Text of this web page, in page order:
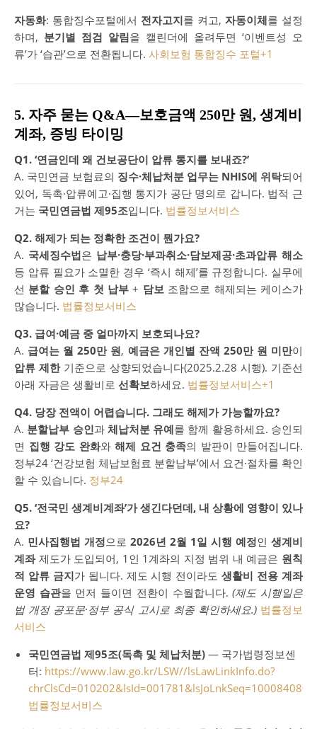
자동화: 통합징수포털에서 전자고지를 켜고, 자동이체를 설정
하며, 분기별 점검 알림을 캘린더에 올려두면 ‘이벤트성 오
류’가 ‘습관’으로 전환됩니다. 사회보험 통합징수 포털+1
5. 자주 묻는 Q&A—보호금액 250만 원, 생계비
계좌, 증빙 타이밍
Q1. ‘연금인데 왜 건보공단이 압류 통지를 보내죠?’
A. 국민연금 보험료의 징수·체납처분 업무는 NHIS에 위탁되어
있어, 독촉·압류예고·집행 통지가 공단 명의로 갑니다. 법적 근
거는 국민연금법 제95조입니다. 법률정보서비스
Q2. 해제가 되는 정확한 조건이 뭔가요?
A. 국세징수법은 납부·충당·부과취소·담보제공·초과압류 해소
등 압류 필요가 소멸한 경우 ‘즉시 해제’를 규정합니다. 실무에
선 분할 승인 후 첫 납부 + 담보 조합으로 해제되는 케이스가
많습니다. 법률정보서비스
Q3. 급여·예금 중 얼마까지 보호되나요?
A. 급여는 월 250만 원, 예금은 개인별 잔액 250만 원 미만이
압류 제한기준으로 상향되었습니다(2025.2.28 시행). 기준선
아래 자금은 생활비로 선확보하세요. 법률정보서비스+1
Q4. 당장 전액이 어렵습니다. 그래도 해제가 가능할까요?
A. 분할납부 승인과 체납처분 유예를 함께 활용하세요. 승인되
면 집행 강도 완화와 해제 요건 충족의 발판이 만들어집니다.
정부24 ‘건강보험 체납보험료 분할납부’에서 요건·절차를 확인
할 수 있습니다. 정부24
Q5. ‘전국민 생계비계좌’가 생긴다던데, 내 상황에 영향이 있나
요?
A. 민사집행법 개정으로 2026년 2월 1일 시행 예정인 생계비
계좌제도가 도입되어, 1인 1계좌의 지정 범위 내 예금은 원칙
적 압류 금지가 됩니다. 제도 시행 전이라도생활비 전용 계좌
운영 습관을 먼저 들이면 전환이 수월합니다.(제도 시행일은
법 개정 공포문·정부 공식 고시로 최종 확인하세요.) 법률정보
서비스
국민연금법 제95조(독촉 및 체납처분) — 국가법령정보센
터: https://www.law.go.kr/LSW//lsLawLinkInfo.do?
법률정보서비스